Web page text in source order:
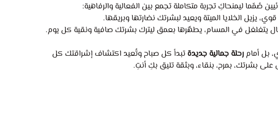
صُمّما ليمنحاكِ تجربة متكاملة تجمع بين الفعالية والرفاهية:
يزيل الخلايا الميتة ويعيد لبشرتك نضارتها وبريقها.
يتغلغل في المسام، يطهّرها بعمق ليترك بشرتك صافية ونقية كل يوم.
بل أمام رحلة جمالية جديدة تبدأ كل صباح وتُعيد اكتشاف إشراقتك كل
بشرتك، بمرح، بنقاء، وبثقة تليق بكِ أنتِ.